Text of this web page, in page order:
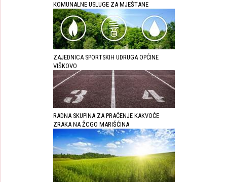
KOMUNALNE USLUGE ZA MJEŠTANE
ZAJEDNICA SPORTSKIH UDRUGA OPĆINE
VIŠKOVO
RADNA SKUPINA ZA PRAĆENJE KAKVOĆE
ZRAKA NA ŽCGO MARIŠĆINA